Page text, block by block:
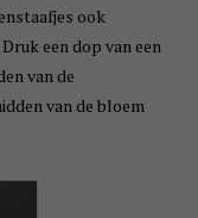
ook
een dop van een
van de
van de bloem